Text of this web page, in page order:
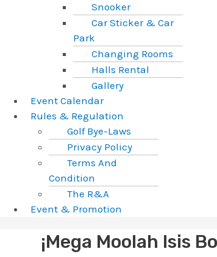
Snooker
Car Sticker & Car
Park
Changing Rooms
Halls Rental
Gallery
Event Calendar
Rules & Regulation
Golf Bye-Laws
Privacy Policy
Terms And
Condition
The R&A
Event & Promotion
¡Mega Moolah Isis